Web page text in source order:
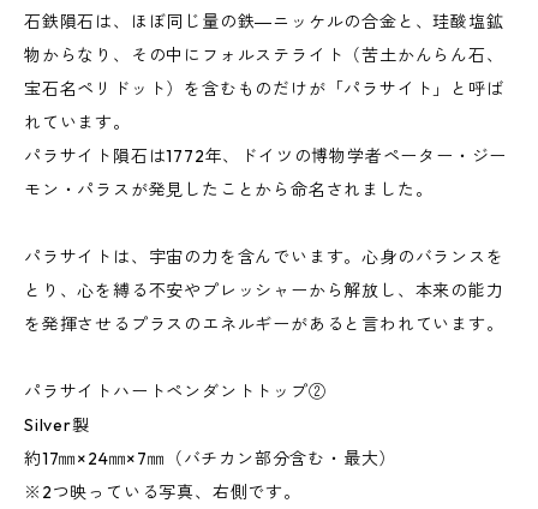
石鉄隕石は、ほぼ同じ量の鉄―ニッケルの合金と、珪酸塩鉱
物からなり、その中にフォルステライト（苦土かんらん石、
宝石名ペリドット）を含むものだけが「パラサイト」と呼ば
れています。
パラサイト隕石は1772年、ドイツの博物学者ペーター・ジー
モン・パラスが発見したことから命名されました。
パラサイトは、宇宙の力を含んでいます。心身のバランスを
とり、心を縛る不安やプレッシャーから解放し、本来の能力
を発揮させるプラスのエネルギーがあると言われています。
パラサイトハートペンダントトップ②
Silver製
約17㎜×24㎜×7㎜（バチカン部分含む・最大）
※2つ映っている写真、右側です。